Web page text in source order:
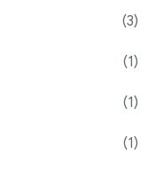
(3)
(1)
(1)
(1)